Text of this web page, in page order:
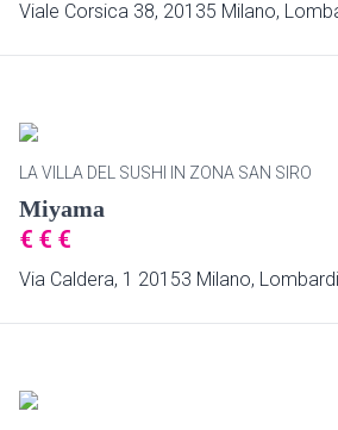
Viale Corsica 38, 20135 Milano,
LA VILLA DEL SUSHI IN ZONA SAN SIRO
Miyama
€ € €
Via Caldera, 1 20153 Milano,